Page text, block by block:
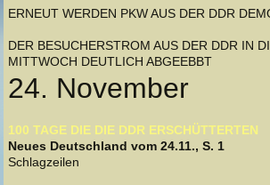
ERNEUT WERDEN PKW AUS DER DDR
DER BESUCHERSTROM AUS DER DDR IN
MITTWOCH DEUTLICH ABGEEBBT
24. November
100 TAGE DIE DIE DDR ERSCHÜTTERTEN
Neues Deutschland vom 24.11., S. 1
Schlagzeilen